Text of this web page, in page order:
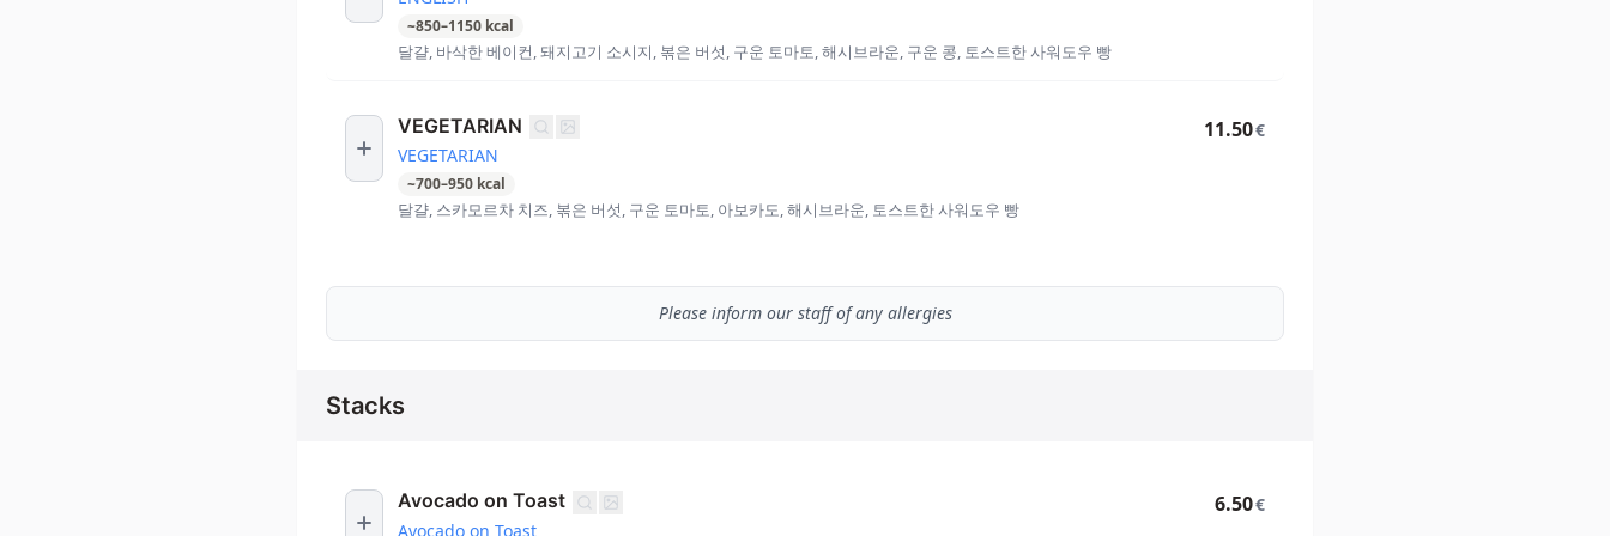
~850–1150 kcal
달걀, 바삭한 베이컨, 돼지고기 소시지, 볶은 버섯, 구운 토마토, 해시브라운, 구운 콩, 토스트한 사워도우 빵
VEGETARIAN
VEGETARIAN
~700–950 kcal
달걀, 스카모르차 치즈, 볶은 버섯, 구운 토마토, 아보카도, 해시브라운, 토스트한 사워도우 빵
11.50€
Please inform our staff of any allergies
Stacks
Avocado on Toast
Avocado on Toast
6.50€